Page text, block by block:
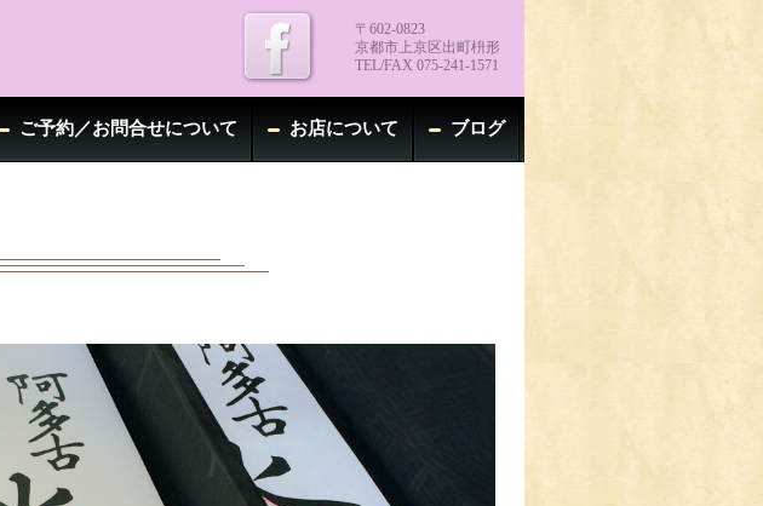
〒602-0823
京都市上京区出町枡形
TEL/FAX 075-241-1571
ご予約／お問合せについて お店について ブログ